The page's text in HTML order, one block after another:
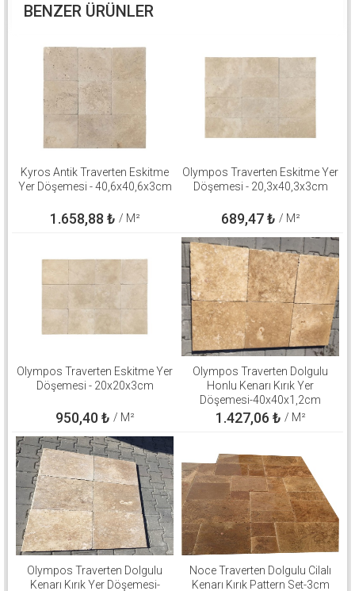
BENZER ÜRÜNLER
Kyros Antik Traverten Eskitme
Yer Döşemesi - 40,6x40,6x3cm
1.658,88 ₺ / M²
Olympos Traverten Eskitme Yer
Döşemesi - 20,3x40,3x3cm
689,47₺ / M²
Olympos Traverten Eskitme Yer
Döşemesi - 20x20x3cm
950,40₺ / M²
Olympos Traverten Dolgulu
Honlu Kenarı Kırık Yer
Döşemesi-40x40x1,2cm
1.427,06 ₺ / M²
Olympos Traverten Dolgulu
Kenarı Kırık Yer Döşemesi-
Noce Traverten Dolgulu Cilalı
Kenarı Kırık Pattern Set-3cm